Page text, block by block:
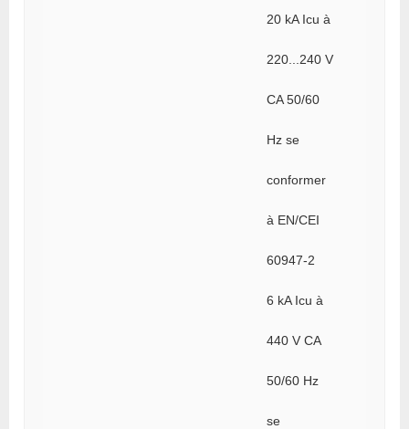
20 kA Icu à
220...240 V
CA 50/60
Hz se
conformer
à EN/CEI
60947-2
6 kA Icu à
440 V CA
50/60 Hz
se